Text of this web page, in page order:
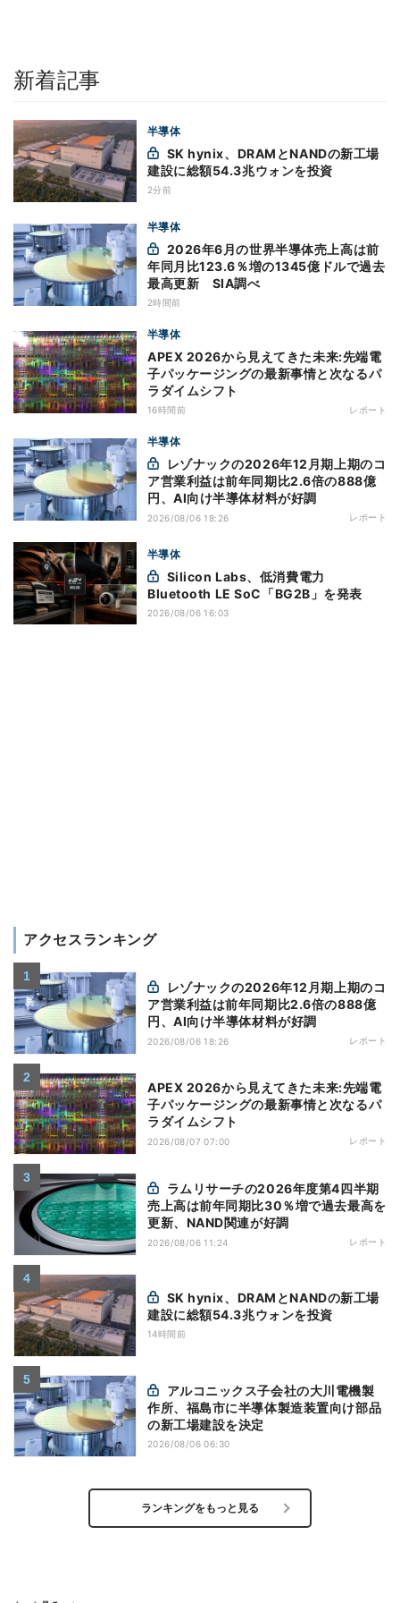
新着記事
半導体
建設に総額54.3兆ウォンを投資
2分前
半導体
年同月比123.6％増の1345億ドルで過去
最高更新 SIA調べ
2時間前
半導体
APEX 2026から見えてきた未来:先端電
子パッケージングの最新事情と次なるパ
ラダイムシフト
16時間前 レポート
半導体
ア営業利益は前年同期比2.6倍の888億
円、AI向け半導体材料が好調
2026/08/06 18:26 レポート
半導体
Bluetooth LE SoC「BG2B」を発表
2026/08/06 16:03
アクセスランキング
ア営業利益は前年同期比2.6倍の888億
円、AI向け半導体材料が好調
2026/08/06 18:26 レポート
APEX 2026から見えてきた未来:先端電
子パッケージングの最新事情と次なるパ
ラダイムシフト
2026/08/07 07:00 レポート
売上高は前年同期比30％増で過去最高を
更新、NAND関連が好調
2026/08/06 11:24 レポート
建設に総額54.3兆ウォンを投資
14時間前
作所、福島市に半導体製造装置向け部品
の新工場建設を決定
2026/08/06 06:30
ランキングをもっと見る